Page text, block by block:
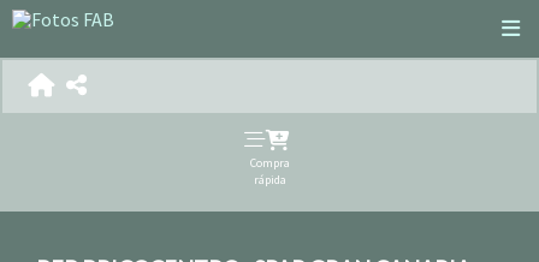
Compra
rápida